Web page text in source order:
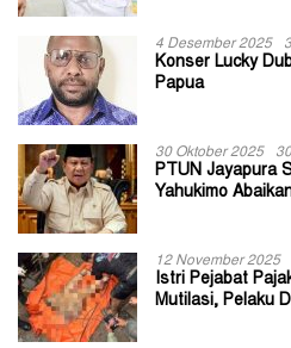
4 Desember 2025
Konser Lucky
Papua
30 Oktober 2025
PTUN Jayapura
Yahukimo
12 November 2025
Istri Pejabat
Mutilasi, Pelaku